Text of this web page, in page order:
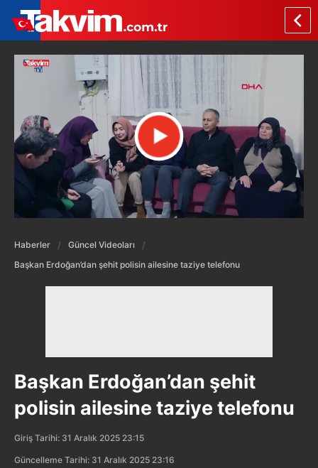
Haberler
Güncel Videoları
Başkan Erdoğan’dan şehit polisin ailesine taziye telefonu
Başkan Erdoğan’dan şehit
polisin ailesine taziye telefonu
Giriş Tarihi: 31 Aralık 2025 23:15
Güncelleme Tarihi: 31 Aralık 2025 23:16